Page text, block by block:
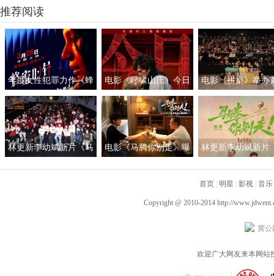
林更新虐心“决裂”众人命运大逆转
推荐阅读
年度女性犯罪力作《蜂
蜜的针》定档3月28日
绝版影后阵容癫
电影《呼啸山庄》今日
上映
电影《拼桌》举办
礼及路演 白色情人
约搭子稳稳幸福
林更新李幼斌新片《马
电影《马腾你别走》曝
生“新地图”
林更新李幼斌新片
首页 明星 影视 音乐
Copyright @ 2010-2014 http://
冀公
欢迎广大网友来本网站